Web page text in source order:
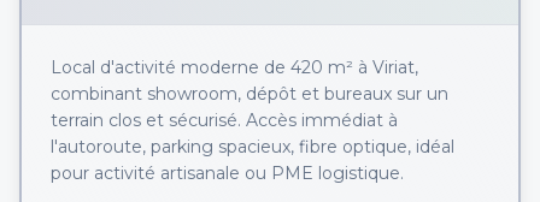
Local d'activité moderne de 420 m² à Viriat,
combinant showroom, dépôt et bureaux sur un
terrain clos et sécurisé. Accès immédiat à
l'autoroute, parking spacieux, fibre optique, idéal
pour activité artisanale ou PME logistique.